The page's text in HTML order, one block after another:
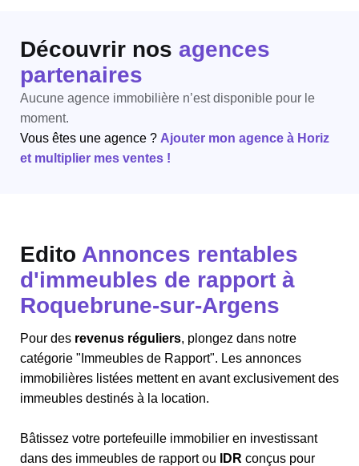
Découvrir nos agences
partenaires
Aucune agence immobilière n’est disponible pour le
moment.
Vous êtes une agence ? Ajouter mon agence à Horiz
et multiplier mes ventes !
Edito Annonces rentables
d'immeubles de rapport à
Roquebrune-sur-Argens
Pour des revenus réguliers, plongez dans notre
catégorie "Immeubles de Rapport". Les annonces
immobilières listées mettent en avant exclusivement des
immeubles destinés à la location.
Bâtissez votre portefeuille immobilier en investissant
dans des immeubles de rapport ou
IDR conçus pour